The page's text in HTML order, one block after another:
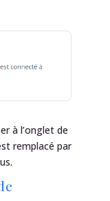
à l’onglet de
remplacé par